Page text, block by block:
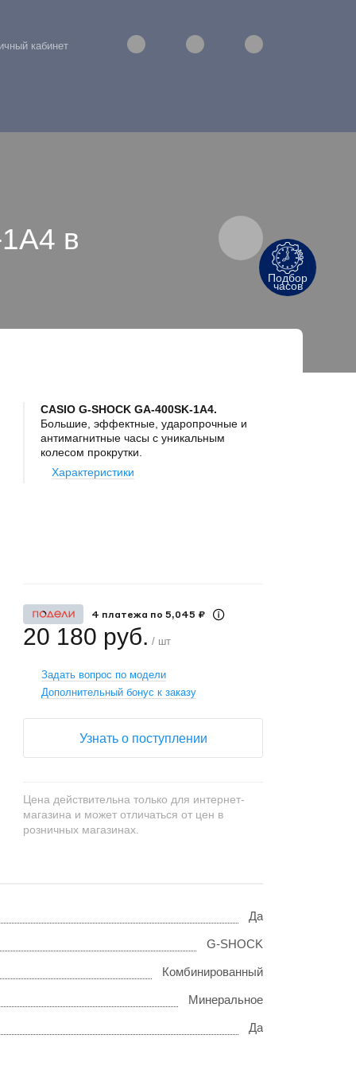
кабинет
в
CASIO G-SHOCK GA-400SK-1A4.
Большие, эффектные, ударопрочные и
антимагнитные часы с уникальным
колесом прокрутки.
Характеристики
4 платежа по 5,045 ₽
20 180 руб. / шт
Задать вопрос по модели
Дополнительный бонус к заказу
Узнать о поступлении
Цена действительна только для интернет-
магазина и может отличаться от цен в
розничных магазинах.
Да
G-SHOCK
Комбинированный
Минеральное
Да
Подбор
часов